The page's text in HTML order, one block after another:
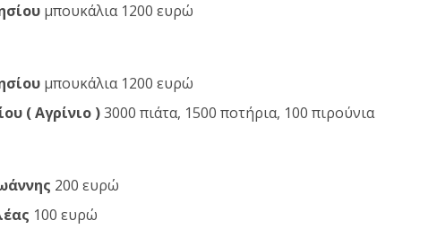
μπουκάλια 1200 ευρώ
μπουκάλια 1200 ευρώ
( Αγρίνιο )3000 πιάτα, 1500 ποτήρια, 100 πιρούνια
200 ευρώ
100 ευρώ